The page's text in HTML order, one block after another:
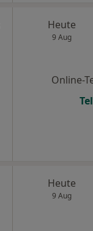
Heute
9 Aug
Online-
Heute
9 Aug